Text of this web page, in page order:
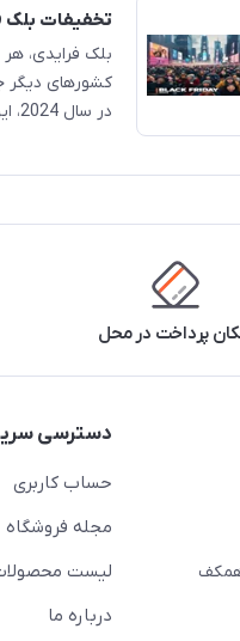
تخفیفات بلک
بلک فرایدی، هر
کشورهای دیگر
در سال 2024، این روز فرصتی ا...
پرداخت در محل
همکف
دسترسی
حساب کاربری
مجله فروشگاه
لیست
درباره ما